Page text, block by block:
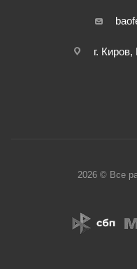
г.
2026 © Все